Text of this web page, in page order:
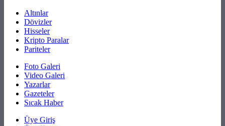
Altınlar
Dövizler
Hisseler
Kripto Paralar
Pariteler
Foto Galeri
Video Galeri
Yazarlar
Gazeteler
Sıcak Haber
Üye Giriş